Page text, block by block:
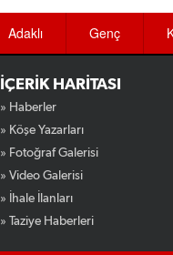
Adaklı Genç
İÇERİK HARİTASI
» Haberler
» Köşe Yazarları
» Fotoğraf Galerisi
» Video Galerisi
» İhale İlanları
» Taziye Haberleri